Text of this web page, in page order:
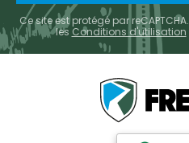
Ce site est protégé par
les Conditions d'utilisation